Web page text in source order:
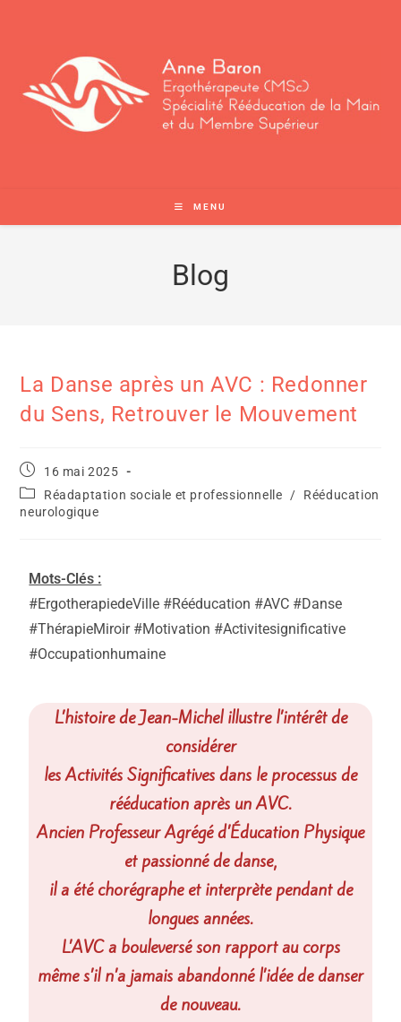
MENU
Blog
La Danse après un AVC : Redonner
du Sens, Retrouver le Mouvement
16 mai 2025
Réadaptation sociale et professionnelle /
Rééducation
neurologique
Mots-Clés :
#ErgotherapiedeVille #Rééducation #AVC #Danse
#ThérapieMiroir #Motivation #Activitesignificative
#Occupationhumaine
L’histoire de Jean-Michel illustre l’intérêt de
considérer
les Activités Significatives dans le processus de
rééducation après un AVC.
Ancien Professeur Agrégé d’Éducation Physique
et passionné de danse,
il a été chorégraphe et interprète pendant de
longues années.
L’AVC a bouleversé son rapport au corps
même s’il n’a jamais abandonné l’idée de danser
de nouveau.